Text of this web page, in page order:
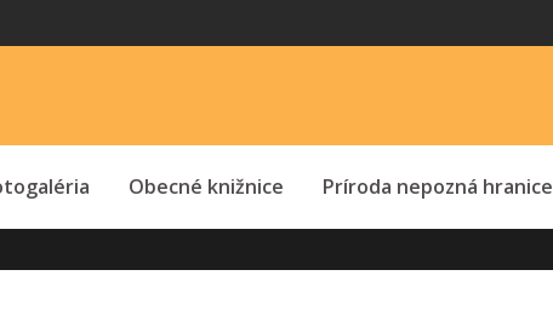
Obecné knižnice Príroda nepozná hranice